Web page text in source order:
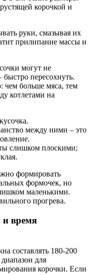
корочкой и
руки, смазывая их
прилипание массы и
могут не
быстро пересохнуть.
чем больше мяса, тем
котлетами на
между ними – это
слишком плоскими;
формировать
формочек, но
маленькими.
прогрева.
и время
составлять 180-200
для
корочки. Если